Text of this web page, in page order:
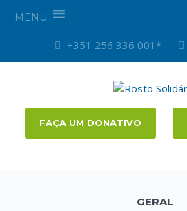
MENU
+351 256 336 001*
FAÇA UM DONATIVO
GERAL